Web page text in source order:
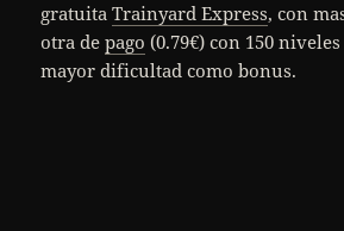
gratuitaTrainyard Express, con
otra depago (0.79€) con 150
mayor dificultad como bonus.